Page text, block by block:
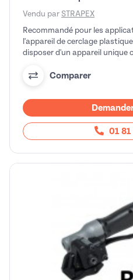
Vendu par STRAPEX
Recommandé pour les
l'appareil de cerclage
disposer d'un appareil unique
Comparer
01 81